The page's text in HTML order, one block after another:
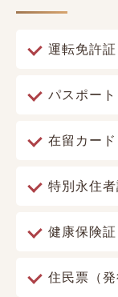
運転免許証
パスポート
在留カード
特別永住
健康保険証
住民票（発